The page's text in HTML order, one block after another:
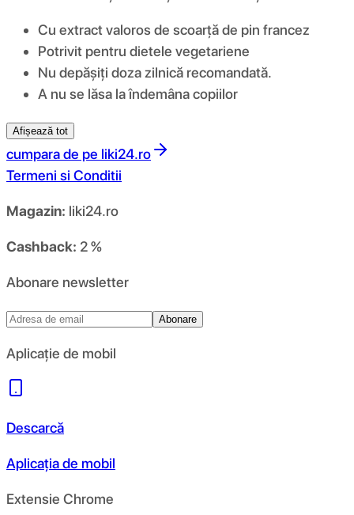
Cu extract valoros de scoarță de pin francez
Potrivit pentru dietele vegetariene
Nu depășiți doza zilnică recomandată.
A nu se lăsa la îndemâna copiilor
Afișează tot
cumpara de pe liki24.ro
Termeni si Conditii
Magazin: liki24.ro
Cashback: 2 %
Abonare newsletter
Abonare
Aplicație de mobil
Descarcă
Aplicația de mobil
Extensie Chrome